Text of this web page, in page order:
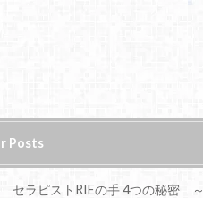
Posts
セラピストRIEの手 4つの秘密 ～